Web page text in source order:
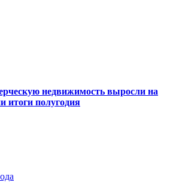
недвижимость выросли на
итоги полугодия